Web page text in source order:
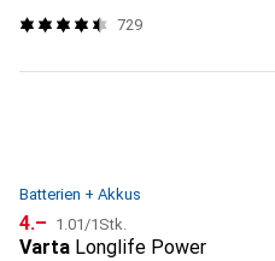
729
Batterien + Akkus
CHF
4.– CHF
1.01/1Stk.
Varta Longlife Power